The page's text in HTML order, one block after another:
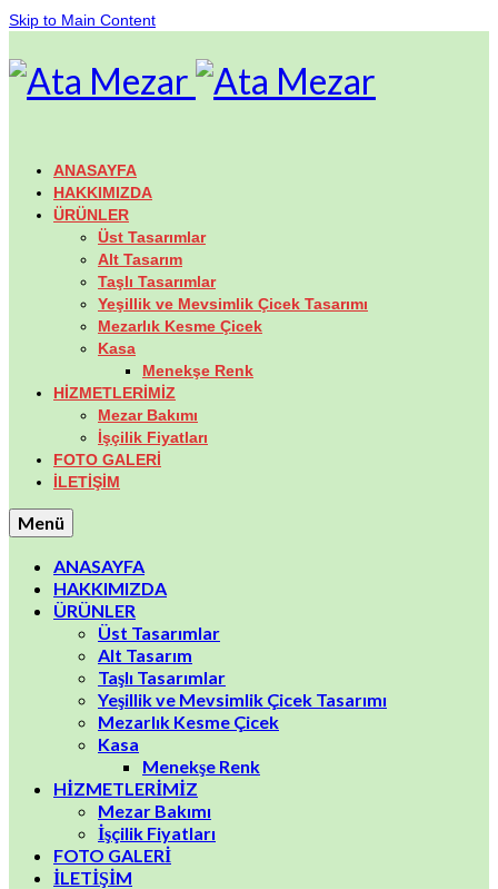
Skip to Main Content
ANASAYFA
HAKKIMIZDA
ÜRÜNLER
Üst Tasarımlar
Alt Tasarım
Taşlı Tasarımlar
Yeşillik ve Mevsimlik Çicek Tasarımı
Mezarlık Kesme Çicek
Kasa
Menekşe Renk
HİZMETLERİMİZ
Mezar Bakımı
İşçilik Fiyatları
FOTO GALERİ
İLETİŞİM
Menü
ANASAYFA
HAKKIMIZDA
ÜRÜNLER
Üst Tasarımlar
Alt Tasarım
Taşlı Tasarımlar
Yeşillik ve Mevsimlik Çicek Tasarımı
Mezarlık Kesme Çicek
Kasa
Menekşe Renk
HİZMETLERİMİZ
Mezar Bakımı
İşçilik Fiyatları
FOTO GALERİ
İLETİŞİM